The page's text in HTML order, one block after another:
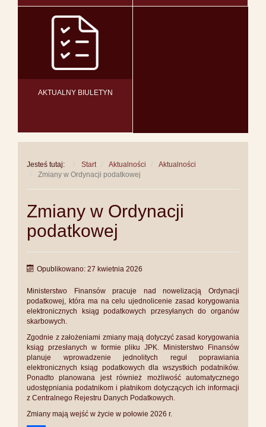
AKTUALNY BIULETYN
Jesteś tutaj: Start Aktualności
Aktualności
Zmiany w Ordynacji podatkowej
Zmiany w Ordynacji
podatkowej
Opublikowano: 27 kwietnia 2026
Ministerstwo Finansów pracuje nad nowelizacją Ordynacji
podatkowej, która ma na celu ujednolicenie zasad korygowania
elektronicznych ksiąg podatkowych przesyłanych do organów
skarbowych.
Zgodnie z założeniami zmiany mają dotyczyć zasad korygowania
ksiąg przesłanych w formie pliku JPK. Ministerstwo Finansów
planuje wprowadzenie jednolitych reguł poprawiania
elektronicznych ksiąg podatkowych dla wszystkich podatników.
Ponadto planowana jest również możliwość automatycznego
udostępniania podatnikom i płatnikom dotyczących ich informacji
z Centralnego Rejestru Danych Podatkowych.
Zmiany mają wejść w życie w połowie 2026 r.